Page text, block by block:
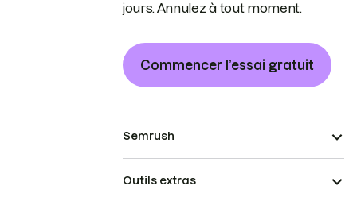
jours. Annulez à tout moment.
Commencer l’essai gratuit
Semrush
Outils extras